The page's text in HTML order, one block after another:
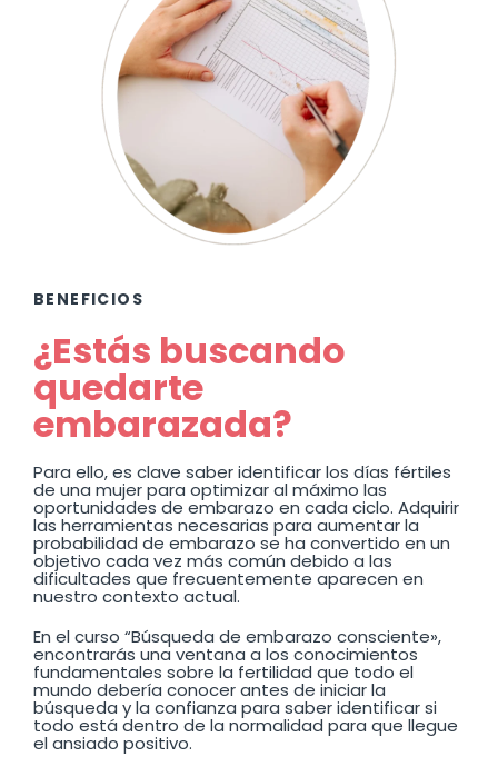
BENEFICIOS
¿Estás buscando
quedarte
embarazada?
Para ello, es clave saber identificar los días fértiles
de una mujer para optimizar al máximo las
oportunidades de embarazo en cada ciclo. Adquirir
las herramientas necesarias para aumentar la
probabilidad de embarazo se ha convertido en un
objetivo cada vez más común debido a las
dificultades que frecuentemente aparecen en
nuestro contexto actual.
En el curso “Búsqueda de embarazo consciente»,
encontrarás una ventana a los conocimientos
fundamentales sobre la fertilidad que todo el
mundo debería conocer antes de iniciar la
búsqueda y la confianza para saber identificar si
todo está dentro de la normalidad para que llegue
el ansiado positivo.